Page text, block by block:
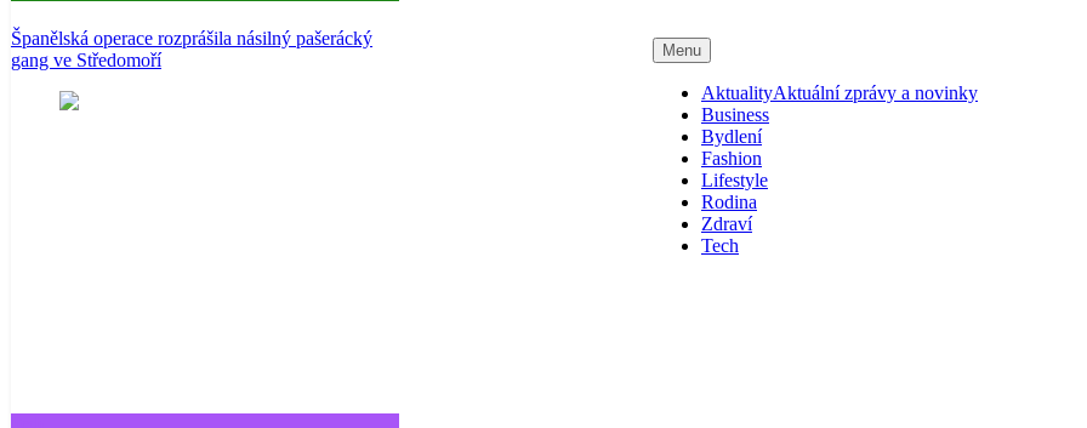
Španělská operace rozprášila násilný pašerácký
gang ve Středomoří
Menu
AktualityAktuální zprávy a novinky
Business
Bydlení
Fashion
Lifestyle
Rodina
Zdraví
Tech